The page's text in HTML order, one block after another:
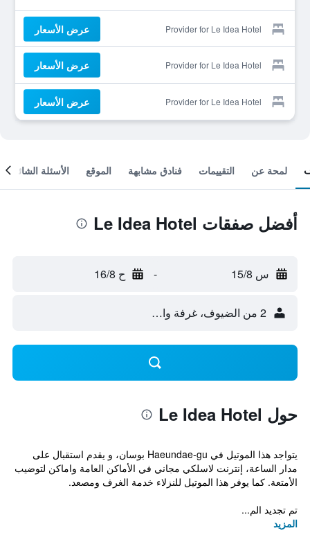
Provider for Le Idea Hotel عرض الأسعار
Provider for Le Idea Hotel عرض الأسعار
Provider for Le Idea Hotel عرض الأسعار
لمحة عن التقييمات فنادق مشابهة الموقع الأسئلة الشائعة
أفضل صفقات Le Idea Hotel
س 15/8 - ح 16/8
2 من الضيوف، غرفة واحدة
حول Le Idea Hotel
يتواجد هذا الموتيل في Haeundae-gu بوسان، و يقدم استقبال على
مدار الساعة، إنترنت لاسلكي مجاني في الأماكن العامة واماكن لتوضيب
الأمتعة. كما يوفر هذا الموتيل للنزلاء خدمة الغرف ومصعد.
تم تجديد الم...
المزيد